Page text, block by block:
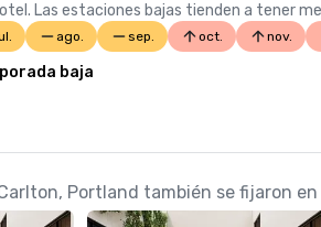
Las estaciones bajas tienden a tener
ago. sep. oct. nov.
baja
Portland también se fijaron en